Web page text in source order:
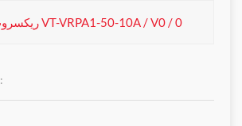
ريكسروث VT-VRPA1-50-10A / V0 / 0